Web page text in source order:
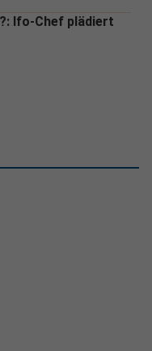
Ifo-Chef plädiert